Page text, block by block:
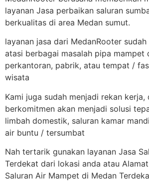
layanan Jasa perbaikan saluran
berkualitas di area Medan sumut.
layanan jasa dari MedanRooter
atasi berbagai masalah pipa mampet
perkantoran, pabrik, atau tempat /
wisata
Kami juga sudah menjadi rekan kerja,
berkomitmen akan menjadi solusi
limbah domestik, saluran kamar
air buntu / tersumbat
Nah tertarik gunakan layanan Jasa
Terdekat dari lokasi anda atau
Saluran Air Mampet di Medan